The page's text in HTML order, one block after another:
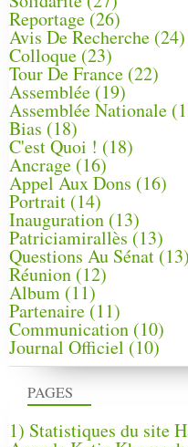
PAGES
1) Statistiques du site
Reportage (26)
Avis De Recherche (24)
Colloque (23)
Tour De France (22)
Assemblée (19)
Assemblée Nationale
Bias (18)
C'est Quoi ! (18)
Ancrage (16)
Appel Aux Dons (16)
Portrait (14)
Inauguration (13)
Patriciamirallès (13)
Questions Au Sénat(13)
Réunion (12)
Album (11)
Partenaire(11)
Communication (10)
Journal Officiel (10)